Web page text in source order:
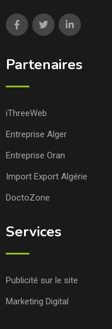
Partenaires
iThreeWeb
Entreprise Alger
Entreprise Oran
Import Export Algérie
DoctoZone
Services
Publicité sur le site
Marketing Digital